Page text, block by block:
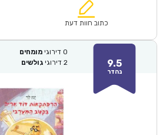
₪64.00.
הוא:
כתוב חוות דעת
9.5
נהדר
0 דירוגי מומחים
2 דירוגי גולשים